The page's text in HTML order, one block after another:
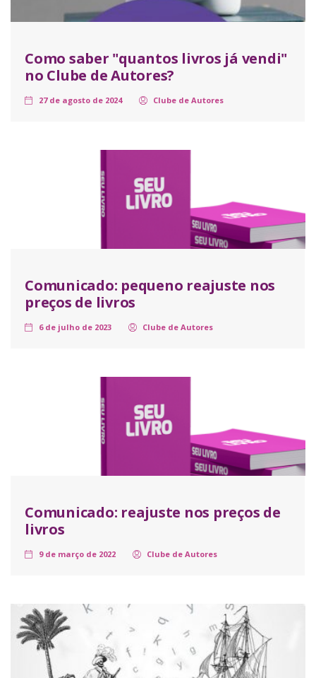
Como saber "quantos livros já vendi"
no Clube de Autores?
27 de agosto de 2024 Clube de Autores
Comunicado: pequeno reajuste nos
preços de livros
6 de julho de 2023 Clube de Autores
Comunicado: reajuste nos preços de
livros
9 de março de 2022 Clube de Autores